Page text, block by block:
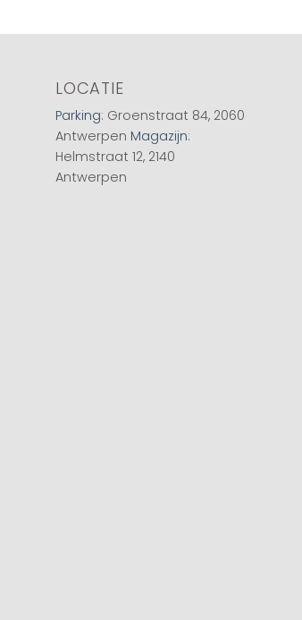
LOCATIE
Parking: Groenstraat 84, 2060
Antwerpen Magazijn:
Helmstraat 12, 2140
Antwerpen